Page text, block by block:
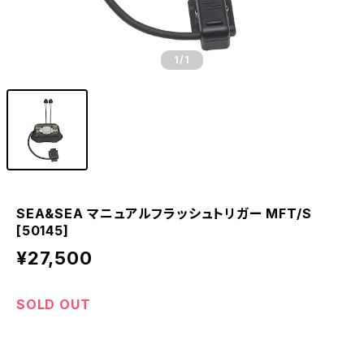
1 /1
SEA&SEA マニュアルフラッシュトリガー MFT/S
[50145]
¥27,500
SOLD OUT